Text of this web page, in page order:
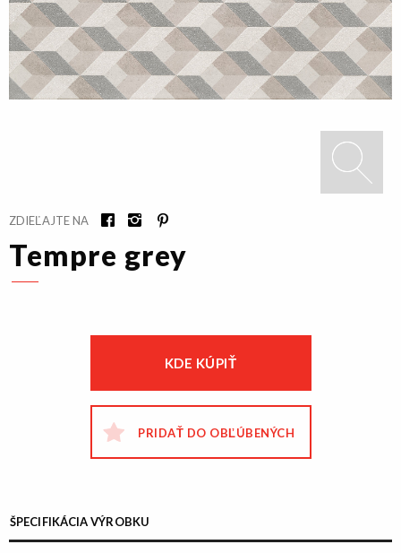
ZDIEĽAJTE NA
Tempre grey
KDE KÚPIŤ
PRIDAŤ DO OBĽÚBENÝCH
ŠPECIFIKÁCIA VÝROBKU